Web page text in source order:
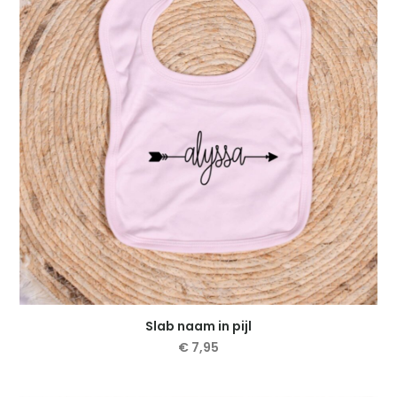
Deze
optie
kan
gekozen
worden
de
Slab naam in pijl
€ 7,95